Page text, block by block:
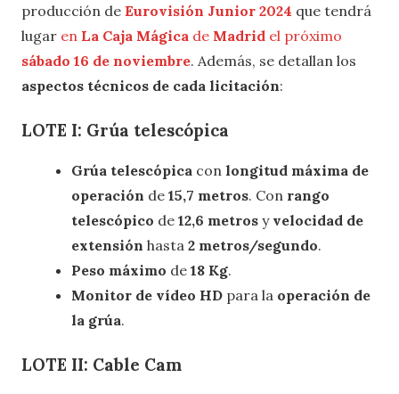
producción de Eurovisión Junior 2024 que tendrá
lugar en La Caja Mágica de Madrid el próximo
sábado 16 de noviembre. Además, se detallan los
aspectos técnicos de cada licitación:
LOTE I: Grúa telescópica
Grúa telescópica con longitud máxima de
operación de 15,7 metros. Con rango
telescópico de 12,6 metros y velocidad de
extensión hasta 2 metros/segundo.
Peso máximo de 18 Kg.
Monitor de vídeo HD para la operación de
la grúa.
LOTE II: Cable Cam